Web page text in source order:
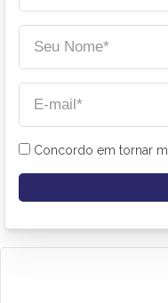
Concordo em tornar